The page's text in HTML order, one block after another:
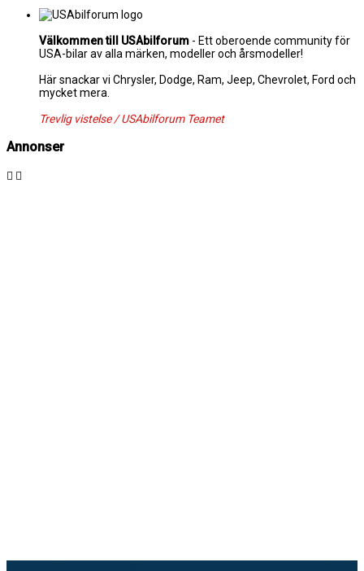
Välkommen till USAbilforum - Ett oberoende community för
USA-bilar av alla märken, modeller och årsmodeller!
Här snackar vi Chrysler, Dodge, Ram, Jeep, Chevrolet, Ford och
mycket mera.
Trevlig vistelse / USAbilforum Teamet
Annonser